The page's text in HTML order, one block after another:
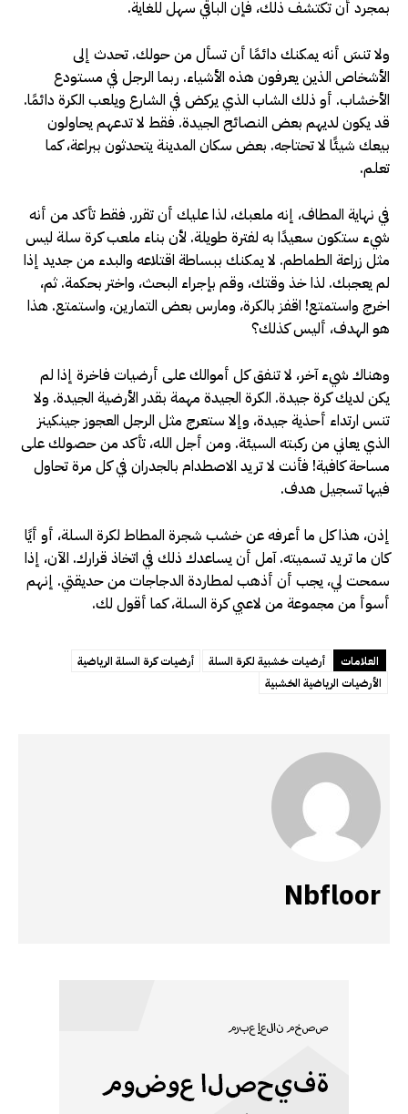
بمجرد أن تكتشف ذلك، فإن الباقي سهل للغاية.
ولا تنسَ أنه يمكنك دائمًا أن تسأل من حولك. تحدث إلى
الأشخاص الذين يعرفون هذه الأشياء. ربما الرجل في مستودع
الأخشاب. أو ذلك الشاب الذي يركض في الشارع ويلعب الكرة دائمًا.
قد يكون لديهم بعض النصائح الجيدة. فقط لا تدعهم يحاولون
بيعك شيئًا لا تحتاجه. بعض سكان المدينة يتحدثون ببراعة، كما
تعلم.
في نهاية المطاف، إنه ملعبك، لذا عليك أن تقرر. فقط تأكد من أنه
شيء ستكون سعيدًا به لفترة طويلة. لأن بناء ملعب كرة سلة ليس
مثل زراعة الطماطم. لا يمكنك ببساطة اقتلاعه والبدء من جديد إذا
لم يعجبك. لذا خذ وقتك، وقم بإجراء البحث، واختر بحكمة. ثم،
اخرج واستمتع! اقفز بالكرة، ومارس بعض التمارين، واستمتع. هذا
هو الهدف، أليس كذلك؟
وهناك شيء آخر، لا تنفق كل أموالك على أرضيات فاخرة إذا لم
يكن لديك كرة جيدة. الكرة الجيدة مهمة بقدر الأرضية الجيدة. ولا
تنس ارتداء أحذية جيدة، وإلا ستعرج مثل الرجل العجوز جينكينز
الذي يعاني من ركبته السيئة. ومن أجل الله، تأكد من حصولك على
مساحة كافية! فأنت لا تريد الاصطدام بالجدران في كل مرة تحاول
فيها تسجيل هدف.
إذن، هذا كل ما أعرفه عن خشب شجرة المطاط لكرة السلة، أو أيًا
كان ما تريد تسميته. آمل أن يساعدك ذلك في اتخاذ قرارك. الآن، إذا
سمحت لي، يجب أن أذهب لمطاردة الدجاجات من حديقتي. إنهم
أسوأ من مجموعة من لاعبي كرة السلة، كما أقول لك.
العلامات أرضيات خشبية لكرة السلة
أرضيات كرة السلة الرياضية
الأرضيات الرياضية الخشبية
Nbfloor